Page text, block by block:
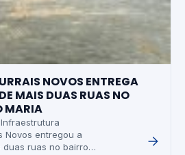
NOVOS ENTREGA
MAIS DUAS RUAS NO
MARIA
Novos entregou a
duas ruas no bairro…